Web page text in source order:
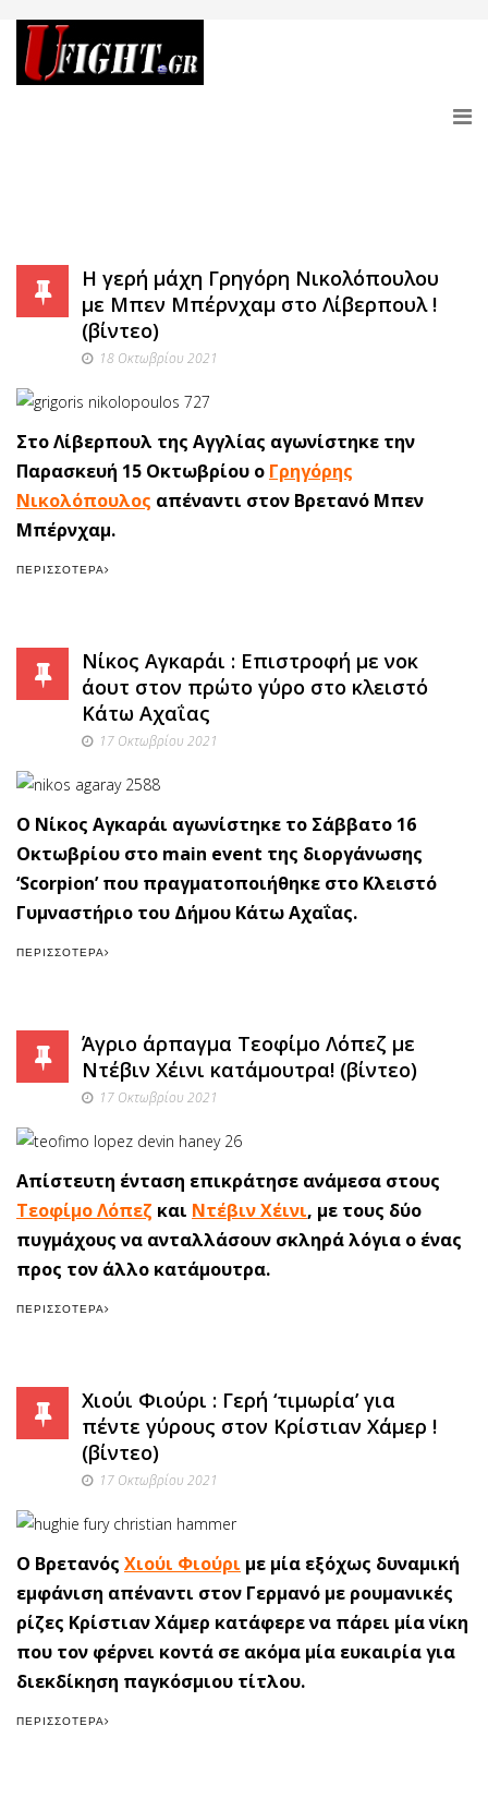
Η γερή μάχη Γρηγόρη Νικολόπουλου
με Μπεν Μπέρνχαμ στο Λίβερπουλ !
(βίντεο)
18 Οκτωβρίου 2021
Στο Λίβερπουλ της Αγγλίας αγωνίστηκε την
Παρασκευή 15 Οκτωβρίου ο Γρηγόρης
Νικολόπουλος απέναντι στον Βρετανό Μπεν
Μπέρνχαμ.
ΠΕΡΙΣΣΌΤΕΡΑ
Νίκος Αγκαράι : Επιστροφή με νοκ
άουτ στον πρώτο γύρο στο κλειστό
Κάτω Αχαΐας
17 Οκτωβρίου 2021
Ο Νίκος Αγκαράι αγωνίστηκε το Σάββατο 16
Οκτωβρίου στο main event της διοργάνωσης
‘Scorpion’ που πραγματοποιήθηκε στο Κλειστό
Γυμναστήριο του Δήμου Κάτω Αχαΐας.
ΠΕΡΙΣΣΌΤΕΡΑ
Άγριο άρπαγμα Τεοφίμο Λόπεζ με
Ντέβιν Χέινι κατάμουτρα! (βίντεο)
17 Οκτωβρίου 2021
Απίστευτη ένταση επικράτησε ανάμεσα στους
Τεοφίμο Λόπεζ και Ντέβιν Χέινι, με τους δύο
πυγμάχους να ανταλλάσουν σκληρά λόγια ο ένας
προς τον άλλο κατάμουτρα.
ΠΕΡΙΣΣΌΤΕΡΑ
Χιούι Φιούρι : Γερή ‘τιμωρία’ για
πέντε γύρους στον Κρίστιαν Χάμερ !
(βίντεο)
17 Οκτωβρίου 2021
O Βρετανός Χιούι Φιούρι με μία εξόχως δυναμική
εμφάνιση απέναντι στον Γερμανό με ρουμανικές
ρίζες Κρίστιαν Χάμερ κατάφερε να πάρει μία νίκη
που τον φέρνει κοντά σε ακόμα μία ευκαιρία για
διεκδίκηση παγκόσμιου τίτλου.
ΠΕΡΙΣΣΌΤΕΡΑ